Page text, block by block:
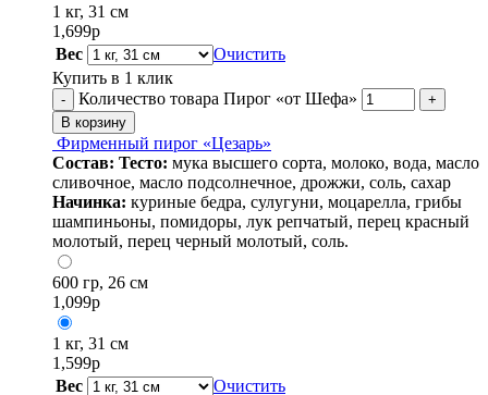
1 кг, 31 см
1,699р
Вес
Очистить
Купить в 1 клик
- Количество товара Пирог «от Шефа»
+
В корзину
Фирменный пирог «Цезарь»
Состав: Тесто: мука высшего сорта, молоко, вода, масло
сливочное, масло подсолнечное, дрожжи, соль, сахар
Начинка: куриные бедра, сулугуни, моцарелла, грибы
шампиньоны, помидоры, лук репчатый, перец красный
молотый, перец черный молотый, соль.
600 гр, 26 см
1,099р
1 кг, 31 см
1,599р
Вес
Очистить